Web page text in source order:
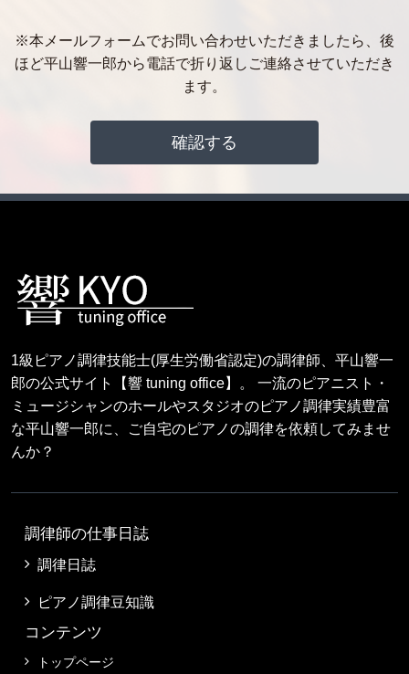
※本メールフォームでお問い合わせいただきましたら、後
ほど平山響一郎から電話で折り返しご連絡させていただき
ます。
1級ピアノ調律技能士(厚生労働省認定)の調律師、平山響一
郎の公式サイト【響 tuning office】。 一流のピアニスト・
ミュージシャンのホールやスタジオのピアノ調律実績豊富
な平山響一郎に、ご自宅のピアノの調律を依頼してみませ
んか？
調律師の仕事日誌
調律日誌
ピアノ調律豆知識
コンテンツ
トップページ